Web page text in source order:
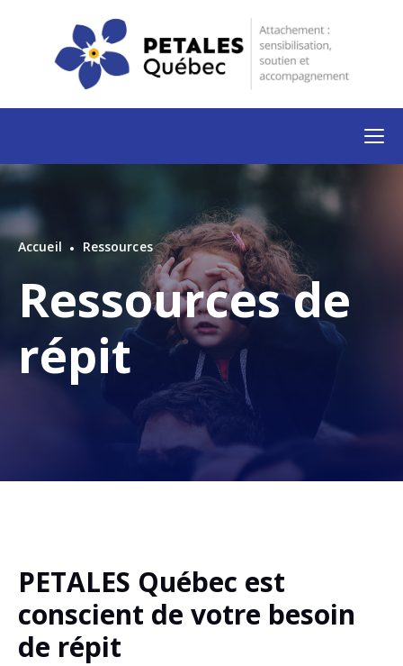
Accueil Ressources
Ressources de
répit
PETALES Québec est
conscient de votre besoin
de répit